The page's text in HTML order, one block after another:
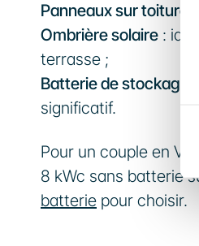
Panneaux sur toiture
Ombrière solaire :
terrasse ;
Batterie de stockage
significatif.
Pour un couple en
8 kWc sans batterie
batterie pour choisir.